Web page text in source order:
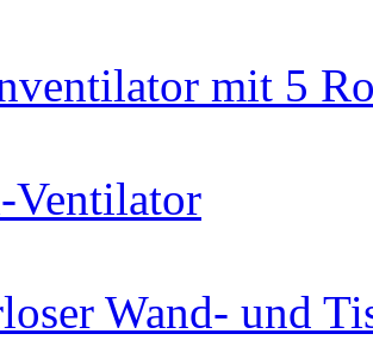
mit 5
Wand- und